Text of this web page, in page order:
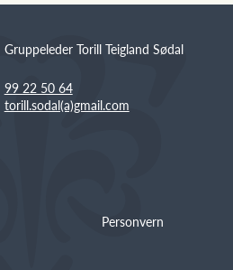
Gruppeleder Torill Teigland Sødal
99 22 50 64
torill.sodal(a)gmail.com
Personvern